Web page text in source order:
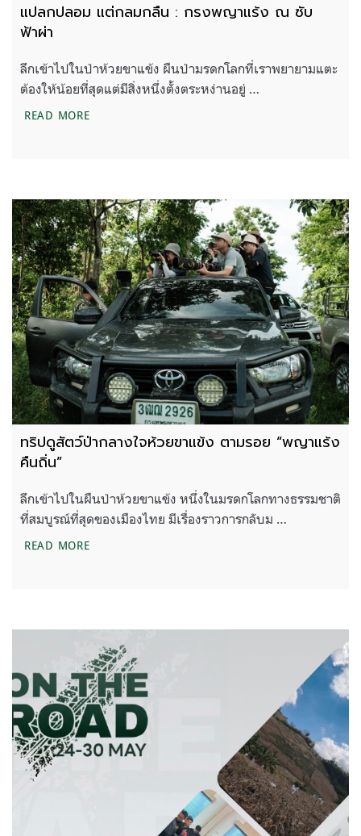
แปลกปลอม แต่กลมกลืน : กรงพญาแร้ง ณ ซับ
ฟ้าผ่า
ลึกเข้าไปในป่าห้วยขาแข้ง ผืนป่ามรดกโลกที่เราพยายามแตะ
ต้องให้น้อยที่สุดแต่มีสิ่งหนึ่งตั้งตระหง่านอยู่ …
READ MOREแปลกปลอม แต่กลมกลืน : กรงพญาแร้ง ณ ซับฟ้าผ่า
ทริปดูสัตว์ป่ากลางใจห้วยขาแข้ง ตามรอย “พญาแร้ง
คืนถิ่น”
ลึกเข้าไปในผืนป่าห้วยขาแข้ง หนึ่งในมรดกโลกทางธรรมชาติ
ที่สมบูรณ์ที่สุดของเมืองไทย มีเรื่องราวการกลับม …
READ MOREทริปดูสัตว์ป่ากลางใจห้วยขาแข้ง ตามรอย “พญาแร้งคื